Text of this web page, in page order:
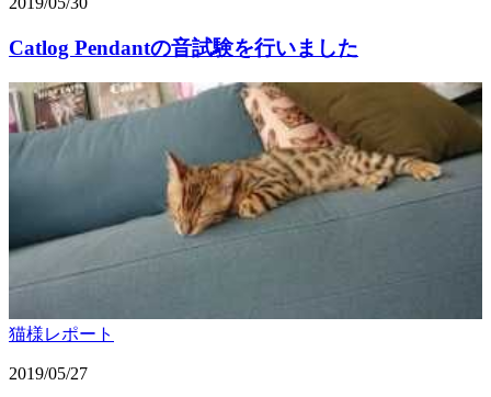
Catlog Pendantの音試験を行いました
猫様レポート
2019/05/27